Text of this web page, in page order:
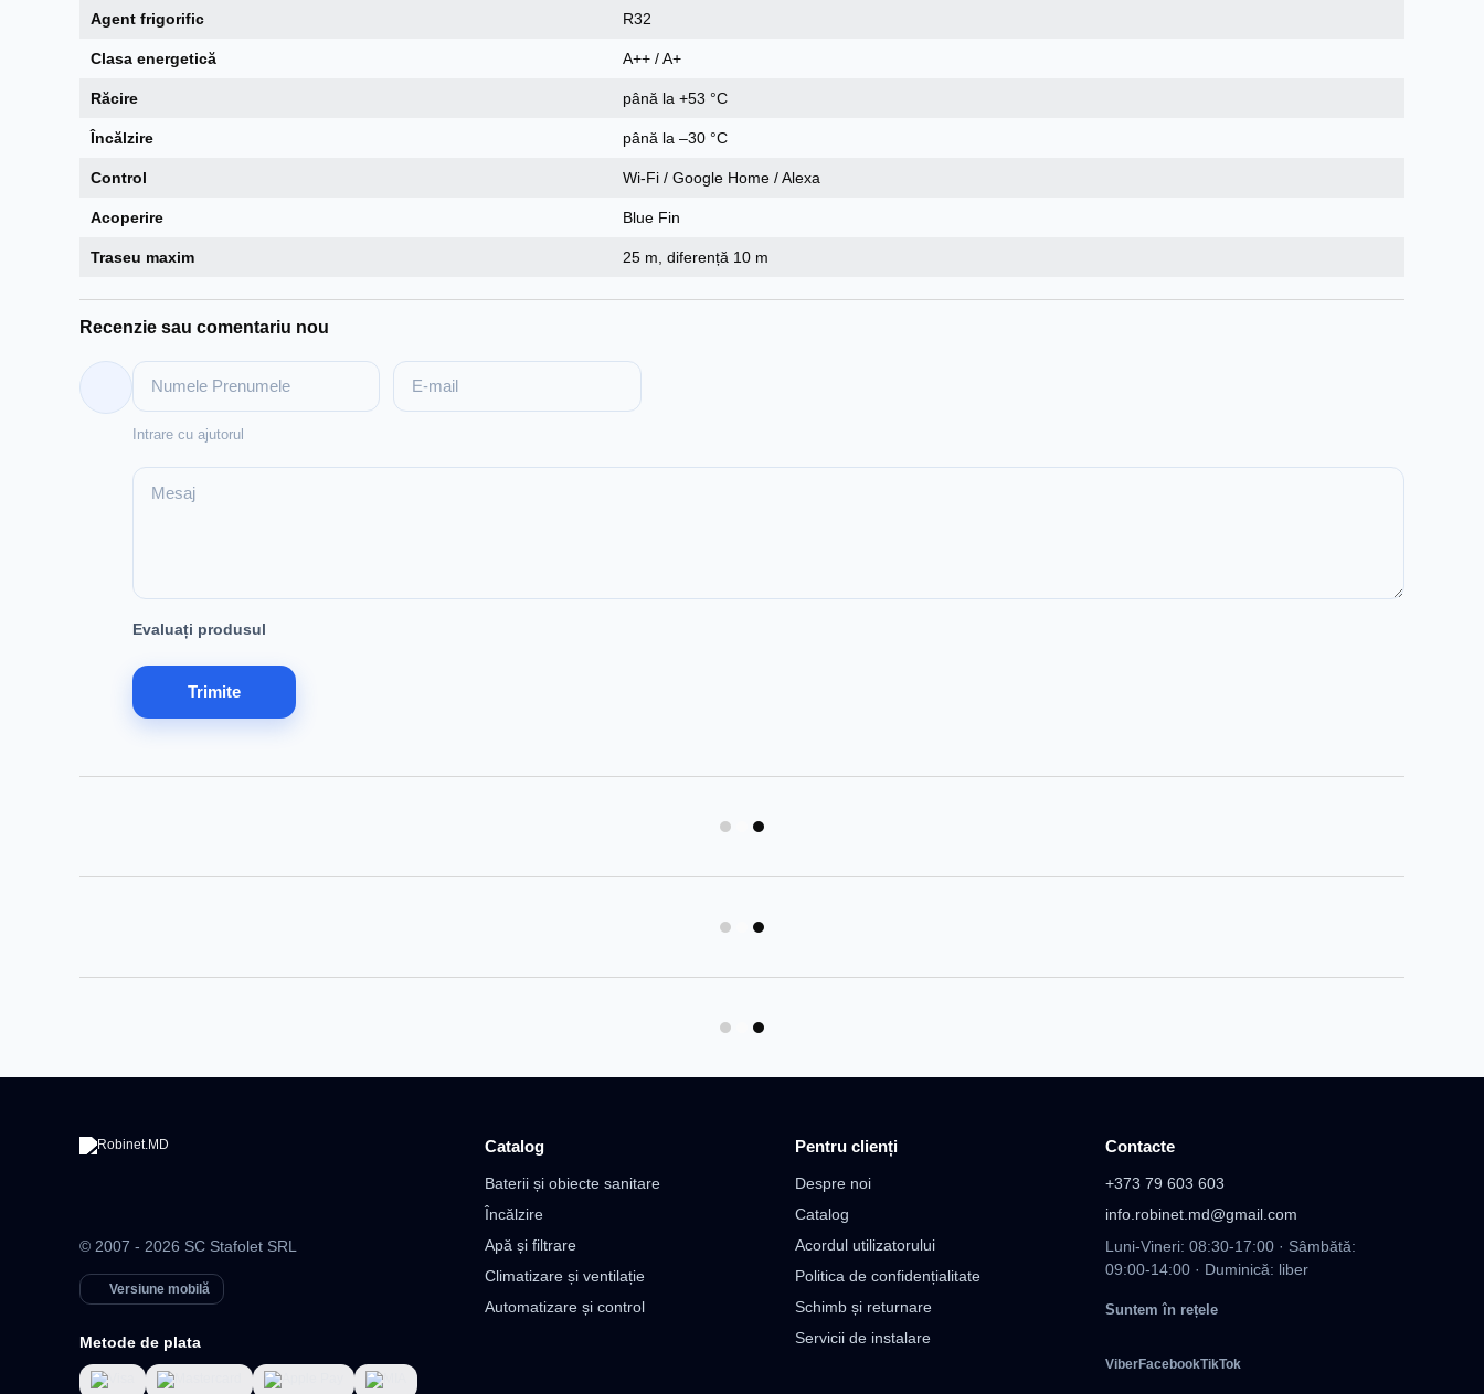
Agent frigorific R32
Clasa energetică A++ / A+
Răcire până la +53 °C
Încălzire până la –30 °C
Control Wi‑Fi / Google Home / Alexa
Acoperire Blue Fin
Traseu maxim 25 m, diferență 10 m
Recenzie sau comentariu nou
Intrare cu ajutorul
Evaluați produsul
Trimite
© 2007 - 2026 SC Stafolet SRL
Versiune mobilă
Metode de plata
Catalog
Baterii și obiecte sanitare
Încălzire
Apă și filtrare
Climatizare și ventilație
Automatizare și control
Pentru clienți
Despre noi
Catalog
Acordul utilizatorului
Politica de confidențialitate
Schimb și returnare
Servicii de instalare
Contacte
+373 79 603 603
info.robinet.md@gmail.com
Luni-Vineri: 08:30-17:00 · Sâmbătă:
09:00-14:00 · Duminică: liber
Suntem în rețele
ViberFacebookTikTok